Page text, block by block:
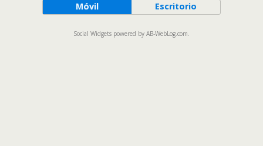
Móvil Escritorio
Social Widgets powered by AB-WebLog.com.